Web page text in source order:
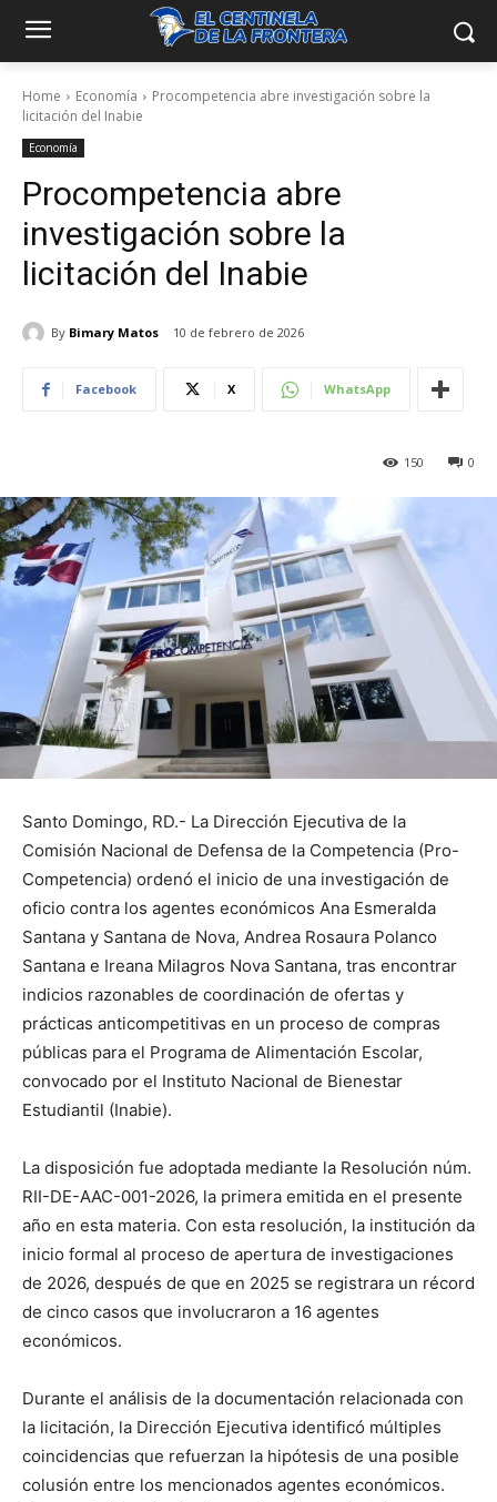
Home Economía
Procompetencia abre investigación sobre la
licitación del Inabie
Economía
Procompetencia abre
investigación sobre la
licitación del Inabie
By Bimary Matos 10 de febrero de 2026
Facebook X WhatsApp
0
150
Santo Domingo, RD.- La Dirección Ejecutiva de la
Comisión Nacional de Defensa de la Competencia (Pro-
Competencia) ordenó el inicio de una investigación de
oficio contra los agentes económicos Ana Esmeralda
Santana y Santana de Nova, Andrea Rosaura Polanco
Santana e Ireana Milagros Nova Santana, tras encontrar
indicios razonables de coordinación de ofertas y
prácticas anticompetitivas en un proceso de compras
públicas para el Programa de Alimentación Escolar,
convocado por el Instituto Nacional de Bienestar
Estudiantil (Inabie).
La disposición fue adoptada mediante la Resolución núm.
RII-DE-AAC-001-2026, la primera emitida en el presente
año en esta materia. Con esta resolución, la institución da
inicio formal al proceso de apertura de investigaciones
de 2026, después de que en 2025 se registrara un récord
de cinco casos que involucraron a 16 agentes
económicos.
Durante el análisis de la documentación relacionada con
la licitación, la Dirección Ejecutiva identificó múltiples
coincidencias que refuerzan la hipótesis de una posible
colusión entre los mencionados agentes económicos.